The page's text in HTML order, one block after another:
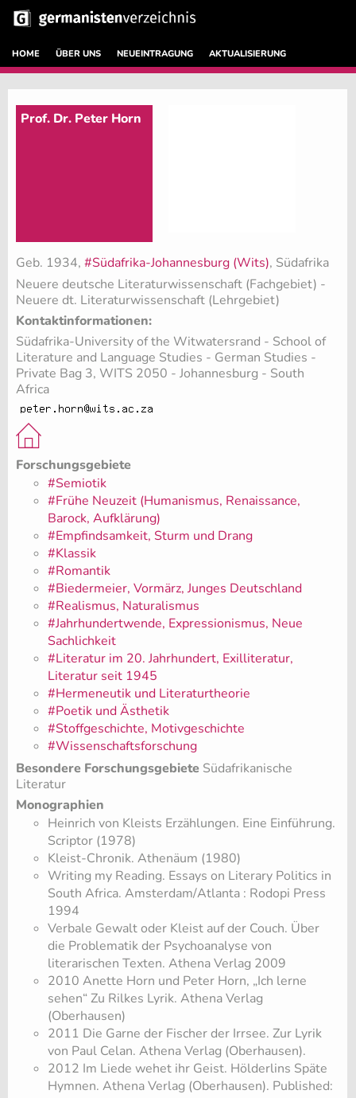
HOME ÜBER UNS NEUEINTRAGUNG AKTUALISIERUNG
Prof. Dr. Peter Horn
Geb. 1934, #Südafrika-Johannesburg (Wits), Südafrika
Neuere deutsche Literaturwissenschaft (Fachgebiet) -
Neuere dt. Literaturwissenschaft (Lehrgebiet)
Kontaktinformationen:
Südafrika-University of the Witwatersrand - School of
Literature and Language Studies - German Studies -
Private Bag 3, WITS 2050 - Johannesburg - South
Africa
Forschungsgebiete
#Semiotik
#Frühe Neuzeit (Humanismus, Renaissance,
Barock, Aufklärung)
#Empfindsamkeit, Sturm und Drang
#Klassik
#Romantik
#Biedermeier, Vormärz, Junges Deutschland
#Realismus, Naturalismus
#Jahrhundertwende, Expressionismus, Neue
Sachlichkeit
#Literatur im 20. Jahrhundert, Exilliteratur,
Literatur seit 1945
#Hermeneutik und Literaturtheorie
#Poetik und Ästhetik
#Stoffgeschichte, Motivgeschichte
#Wissenschaftsforschung
Besondere Forschungsgebiete Südafrikanische
Literatur
Monographien
Heinrich von Kleists Erzählungen. Eine Einführung.
Scriptor (1978)
Kleist-Chronik. Athenäum (1980)
Writing my Reading. Essays on Literary Politics in
South Africa. Amsterdam/Atlanta : Rodopi Press
1994
Verbale Gewalt oder Kleist auf der Couch. Über
die Problematik der Psychoanalyse von
literarischen Texten. Athena Verlag 2009
2010 Anette Horn und Peter Horn, „Ich lerne
sehen“ Zu Rilkes Lyrik. Athena Verlag
(Oberhausen)
2011 Die Garne der Fischer der Irrsee. Zur Lyrik
von Paul Celan. Athena Verlag (Oberhausen).
2012 Im Liede wehet ihr Geist. Hölderlins Späte
Hymnen. Athena Verlag (Oberhausen). Published: